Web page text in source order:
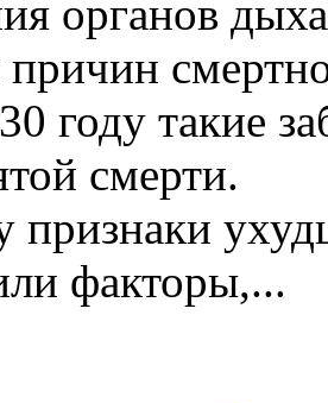
органов
году такие
смерти.
признаки
факторы,...